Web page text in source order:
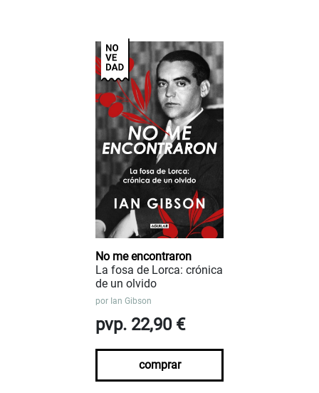
No me encontraron
La fosa de Lorca: crónica
de un olvido
por Ian Gibson
pvp. 22,90 €
comprar